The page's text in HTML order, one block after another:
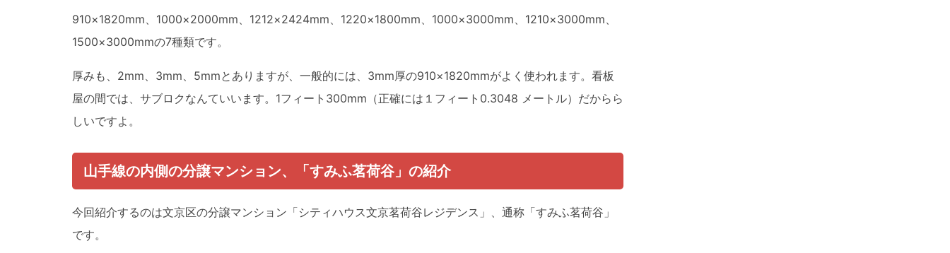
910×1820mm、1000×2000mm、1212×2424mm、1220×1800mm、1000×3000mm、1210×3000mm、
1500×3000mmの7種類です。
厚みも、2mm、3mm、5mmとありますが、一般的には、3mm厚の910×1820mmがよく使われます。看板
屋の間では、サブロクなんていいます。1フィート300mm（正確には１フィート0.3048 メートル）だからら
しいですよ。
山手線の内側の分譲マンション、「すみふ茗荷谷」の紹介
今回紹介するのは文京区の分譲マンション「シティハウス文京茗荷谷レジデンス」、通称「すみふ茗荷谷」
です。